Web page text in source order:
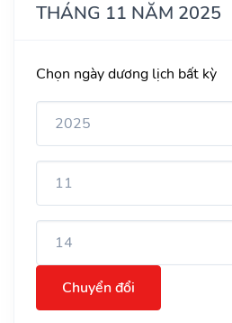
THÁNG 11 NĂM 2025
Chọn ngày dương lịch bất kỳ
Chuyển đổi